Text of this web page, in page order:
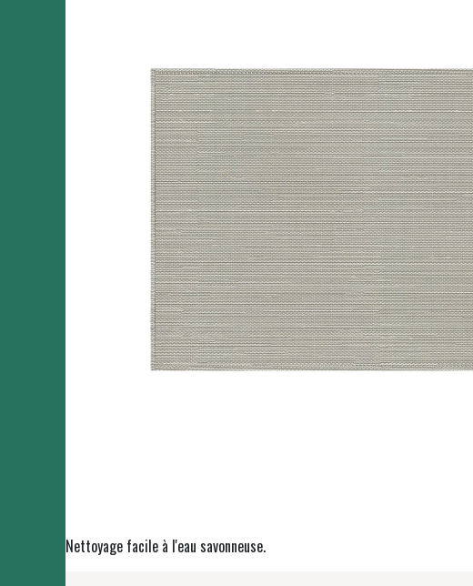
Nettoyage facile à l'eau savonneuse.